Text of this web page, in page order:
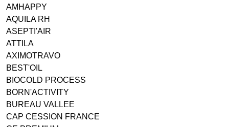
AMHAPPY
AQUILA RH
ASEPTI'AIR
ATTILA
AXIMOTRAVO
BEST'OIL
BIOCOLD PROCESS
BORN'ACTIVITY
BUREAU VALLEE
CAP CESSION FRANCE